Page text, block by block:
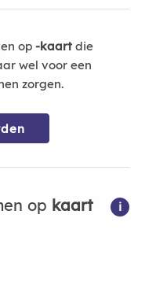
op -kaartdie
wel voor een
zorgen.
op kaart i